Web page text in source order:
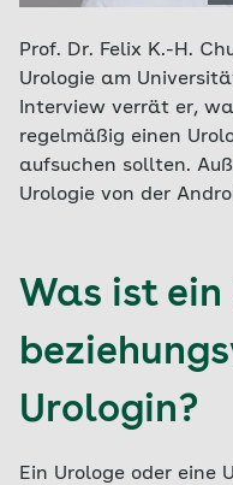
Prof. Dr. Felix K.-H.
Urologie am
Interview verrät er,
regelmäßig einen
aufsuchen sollten.
Urologie von der
Was ist ein
Urologin?
Ein Urologe oder eine